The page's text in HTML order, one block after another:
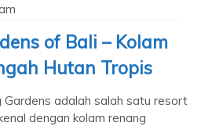
of Bali – Kolam
Hutan Tropis
Gardens adalah salah satu resort
dengan kolam renang